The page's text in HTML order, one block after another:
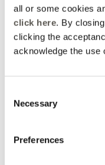
all or some cookies
click here. By
clicking the
acknowledge the use
Selection
Necessary
Preferences
Veste en mélange de lin
Price reduced from
CHF 165,00to